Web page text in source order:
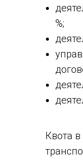
%;
Квота